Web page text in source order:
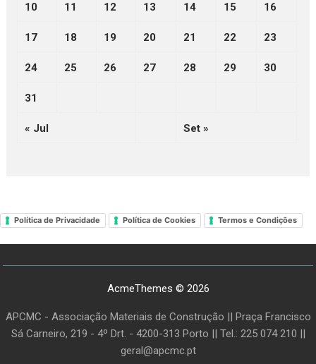
10 11 12 13 14 15 16
17 18 19 20 21 22 23
24 25 26 27 28 29 30
31
« Jul Set »
Política de Privacidade Política de Cookies Termos e Condições
AcmeThemes © 2026
APCMC - Associação Materiais de Construção || Praça Francisco
Sá Carneiro, 219 - 4º Drt. - 4200-313 Porto || Tel.: 225 074 210 ||
geral@apcmc.pt